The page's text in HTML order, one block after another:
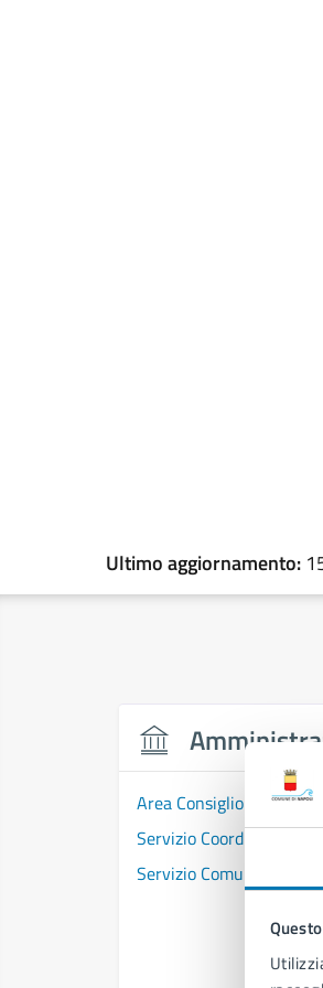
Ultimo aggiornamento:
Area Consiglio Comunale
Servizio Coordinamento
Servizio Comunicazione